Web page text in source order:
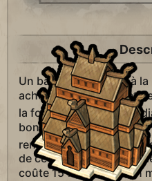
Un bâtiment exclusif à
acheter des apôtres et
la foi. Les lieux saints
bonus de proximité avec
rendement pour chaque
de cette ville. Le rappel
coûte 15 %
de foi en